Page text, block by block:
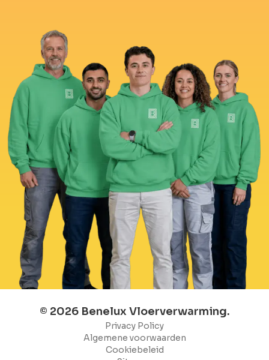
© 2026 Benelux Vloerverwarming.
Privacy Policy
Algemene voorwaarden
Cookiebeleid